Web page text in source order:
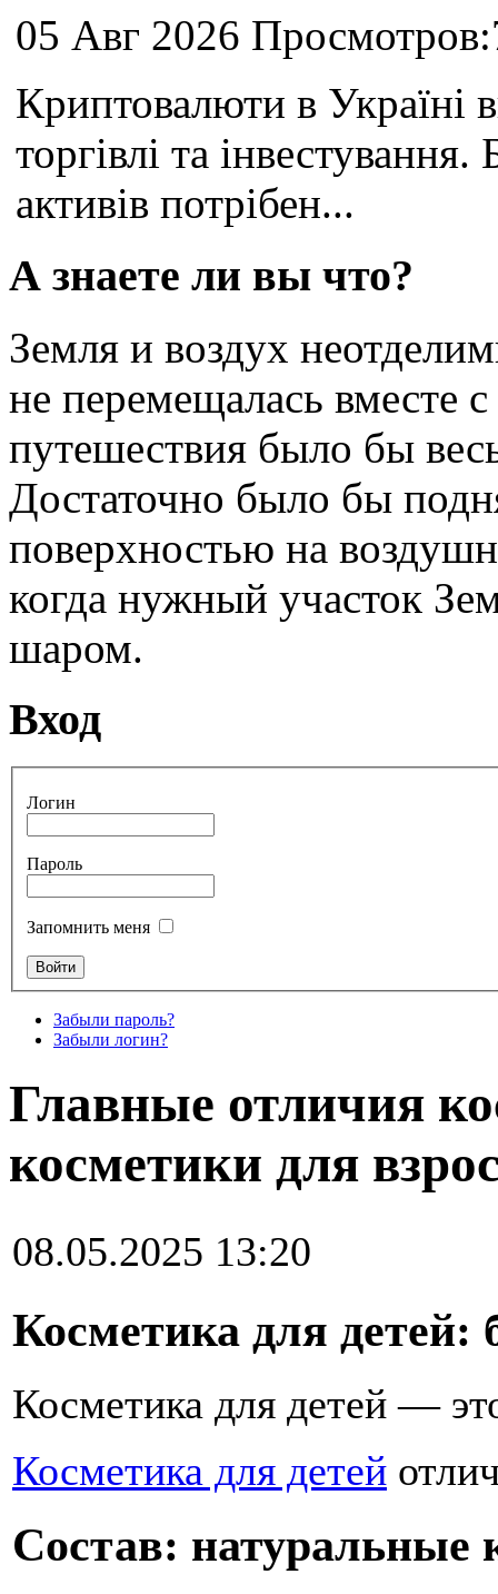
05 Авг 2026
Криптовалюти в Україні
торгівлі та
активів потрібен...
А знаете ли вы что?
Земля и воздух
не перемещалась вместе
путешествия было бы
Достаточно было бы
поверхностью на
когда нужный участок
шаром.
Вход
Логин
Пароль
Запомнить меня
Забыли пароль?
Забыли логин?
Главные отличия
косметики для
08.05.2025 13:20
Косметика для детей:
Косметика для детей —
Косметика для детей
Состав: натуральные